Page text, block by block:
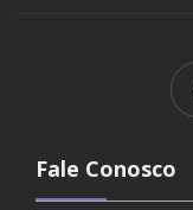
Fale Conosco